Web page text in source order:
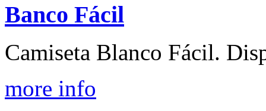
Banco Fácil
Camiseta Blanco Fácil.
more info